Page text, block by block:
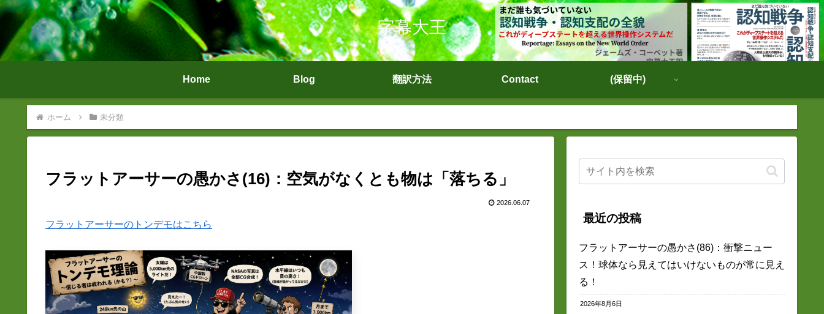
字幕大王
Home Blog 翻訳方法 Contact (保留中)
ホーム 未分類
フラットアーサーの愚かさ(16)：空気がなくとも物は「落ちる」
2026.06.07
フラットアーサーのトンデモはこちら 最近の投稿
フラットアーサーの愚かさ(86)：衝撃ニュー
ス！球体なら見えてはいけないものが常に見え
る！
2026年8月6日